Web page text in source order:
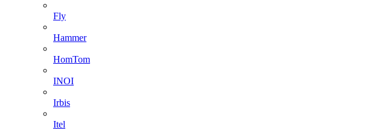
Fly
Hammer
HomTom
INOI
Irbis
Itel